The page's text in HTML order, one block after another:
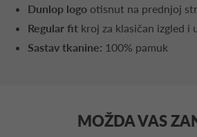
Dunlop logo otisnut na prednjoj
Regular fit kroj za klasičan izgled i
Sastav tkanine: 100% pamuk
MOŽDA VAS